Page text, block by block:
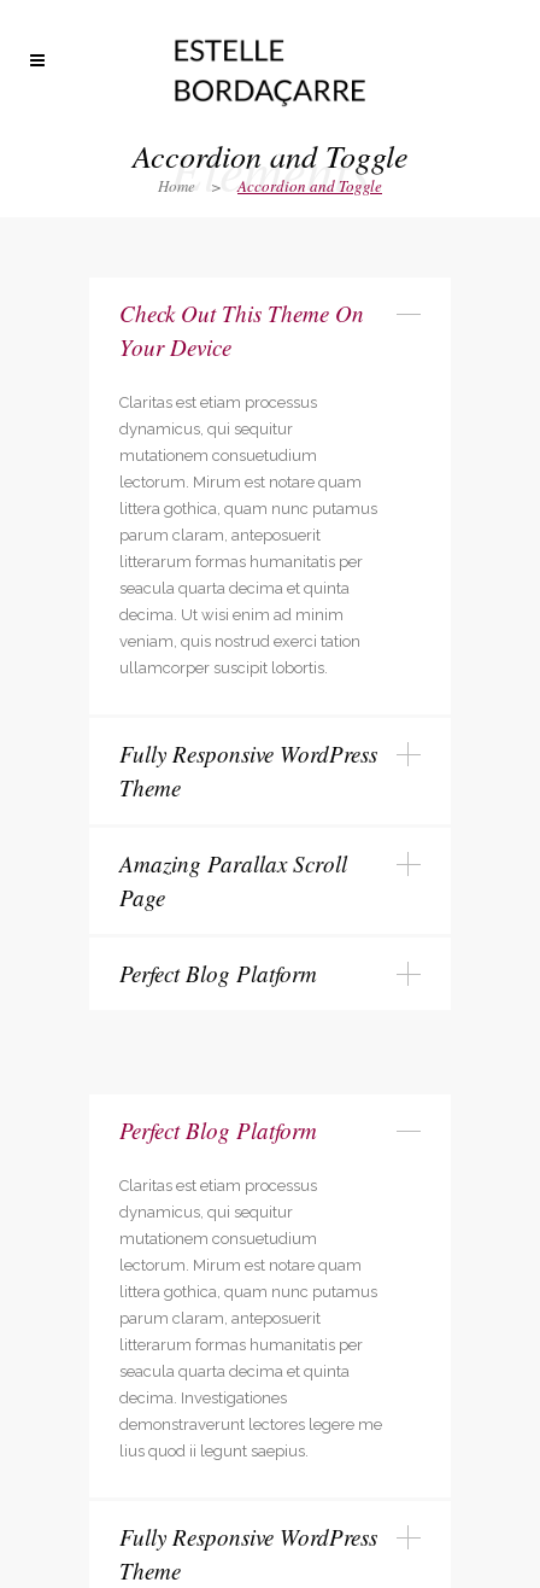
Elements
Accordion and Toggle
Home > Accordion and Toggle
Check Out This Theme On
Your Device
Claritas est etiam processus
dynamicus, qui sequitur
mutationem consuetudium
lectorum. Mirum est notare quam
littera gothica, quam nunc putamus
parum claram, anteposuerit
litterarum formas humanitatis per
seacula quarta decima et quinta
decima. Ut wisi enim ad minim
veniam, quis nostrud exerci tation
ullamcorper suscipit lobortis.
Fully Responsive WordPress
Theme
Amazing Parallax Scroll
Page
Perfect Blog Platform
Perfect Blog Platform
Claritas est etiam processus
dynamicus, qui sequitur
mutationem consuetudium
lectorum. Mirum est notare quam
littera gothica, quam nunc putamus
parum claram, anteposuerit
litterarum formas humanitatis per
seacula quarta decima et quinta
decima. Investigationes
demonstraverunt lectores legere me
lius quod ii legunt saepius.
Fully Responsive WordPress
Theme